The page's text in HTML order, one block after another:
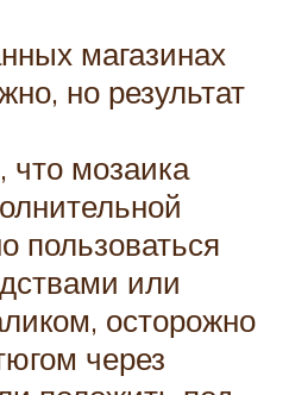
магазинах
но результат
что мозаика
пользоваться
или
осторожно
через